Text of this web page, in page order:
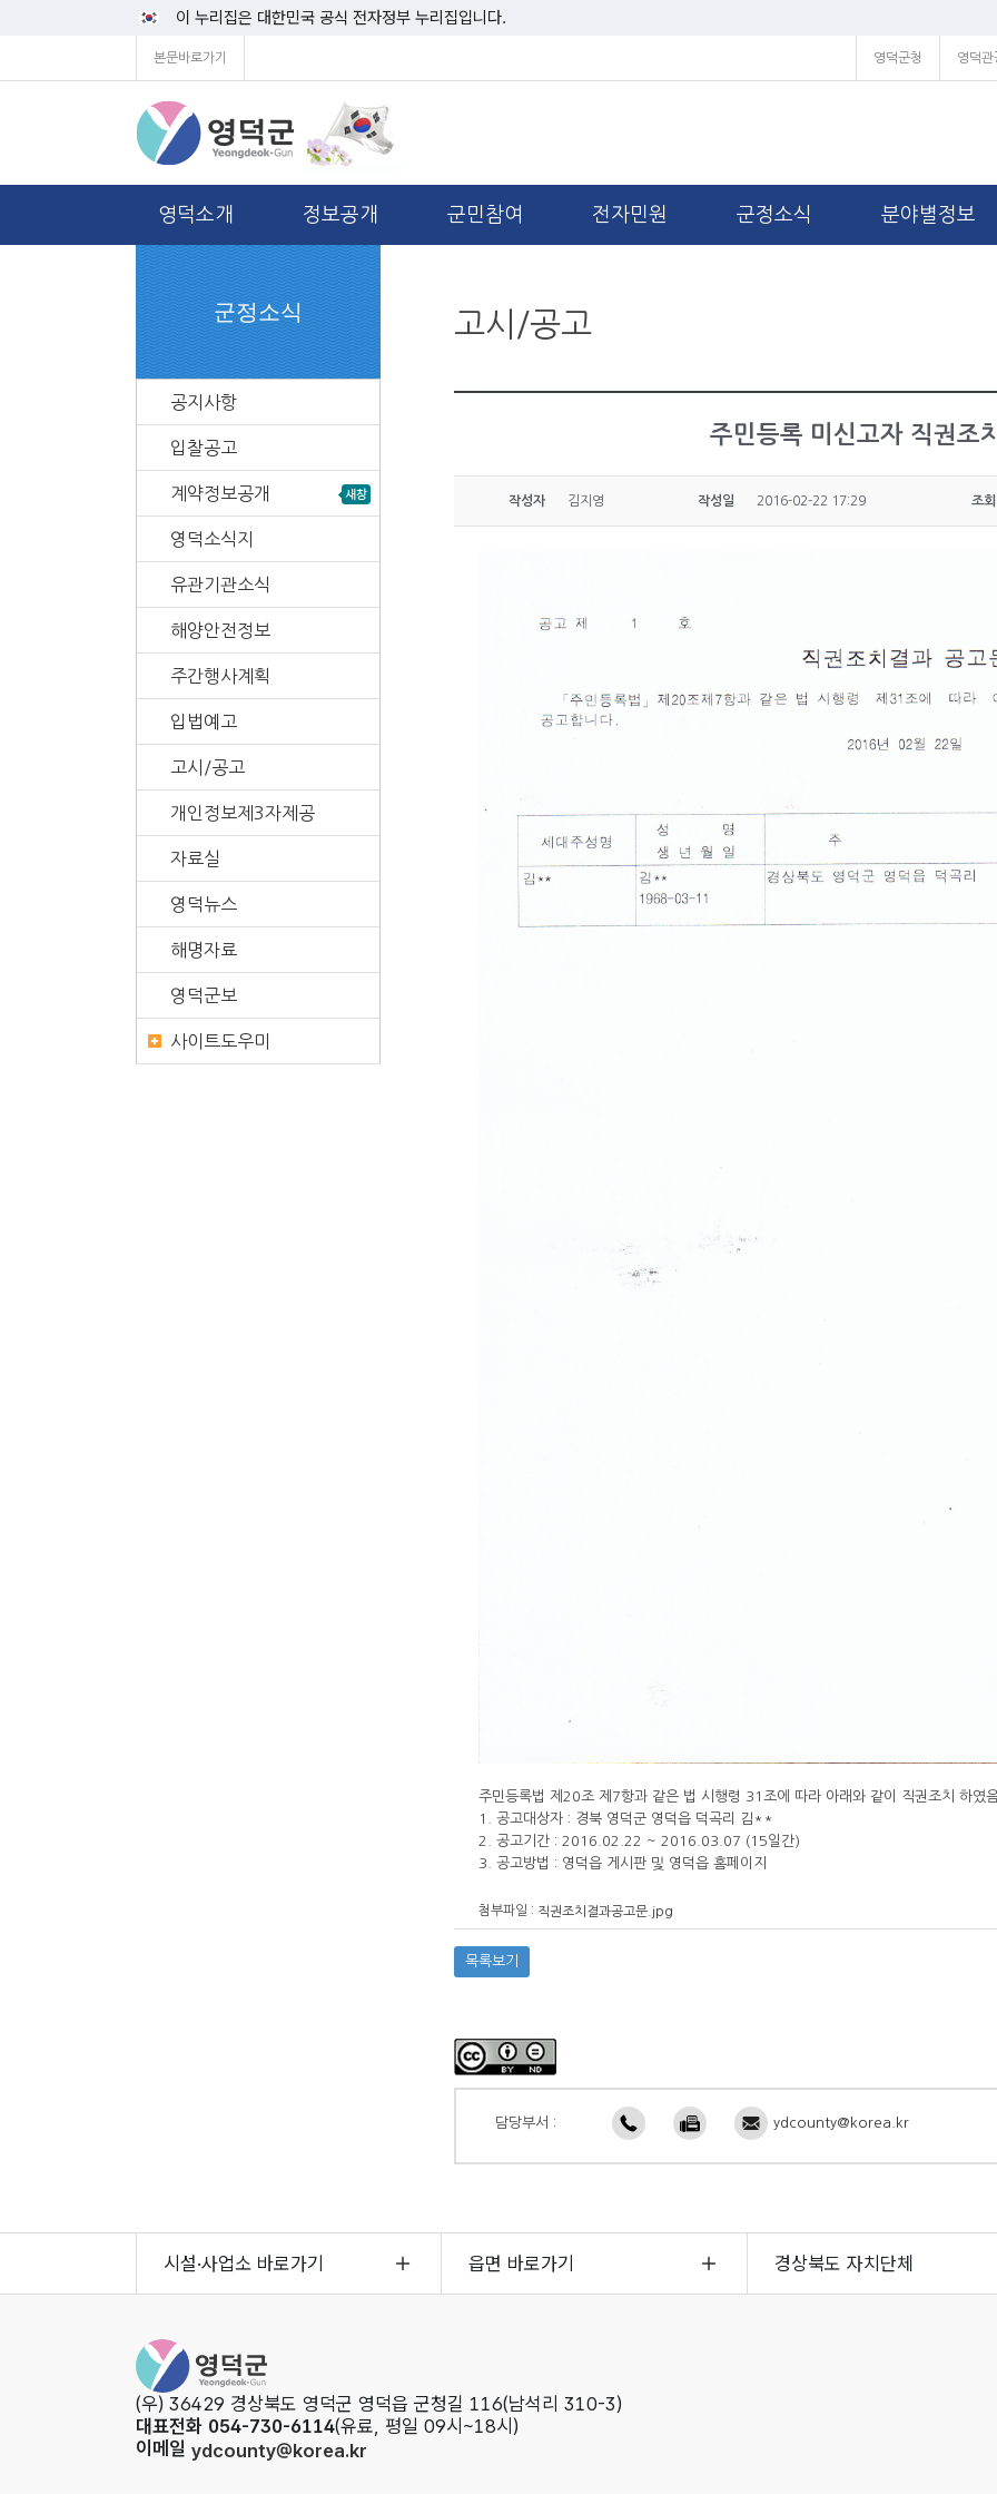
이 누리집은 대한민국 공식 전자정부 누리집입니다.
본문바로가기 영덕군청 영덕관
영덕소개 정보공개 군민참여 전자민원 군정소식 분야별정보
고시/공고
주민등록 미신고자 직권조
작성자 김지영 작성일 2016-02-22 17:29 조회
주민등록법 제20조 제7항과 같은 법 시행령 31조에 따라 아래와 같이 직권조치 하였
1. 공고대상자 : 경북 영덕군 영덕읍 덕곡리 김**
2. 공고기간 : 2016.02.22 ~ 2016.03.07 (15일간)
3. 공고방법 : 영덕읍 게시판 및 영덕읍 홈페이지
첨부파일 : 직권조치결과공고문.jpg
목록보기
담당부서 : ydcounty@korea.kr
군정소식
공지사항
입찰공고
계약정보공개
영덕소식지
유관기관소식
해양안전정보
주간행사계획
입법예고
고시/공고
개인정보제3자제공
자료실
영덕뉴스
해명자료
영덕군보
사이트도우미
시설·사업소 바로가기 읍면 바로가기 경상북도 자치단체
영덕군청
(우) 36429 경상북도 영덕군 영덕읍 군청길 116(남석리 310-3)
대표전화 054-730-6114(유료, 평일 09시~18시)
이메일 ydcounty@korea.kr